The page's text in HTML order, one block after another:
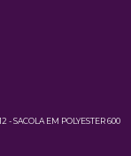
12 - SACOLA EM POLYESTER 600